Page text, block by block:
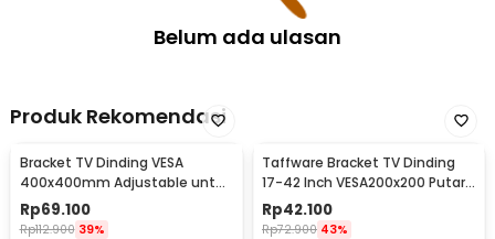
Belum ada ulasan
Produk Rekomendasi
Bracket TV Dinding VESA
400x400mm Adjustable untuk
TV LED 26-63 Inch - KT02
Rp69.100
Rp112.900 39%
Taffware Bracket TV Dinding
17-42 Inch VESA200x200 Putar
90 Tilt 15 - X-200
Rp42.100
Rp72.900 43%